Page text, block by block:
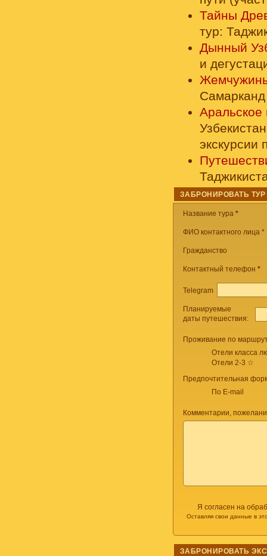
Тайны
тур:
Дынный
и
Самарканд
Аральское
экскурсии
ЗАБРОНИРОВАТЬ ТУР
Название тура *
ФИО контактного лица *
Гражданство
Контактный телефон *
Telegram
Планируемые
даты путешествия:
Проживание по
Отели класса
Отели 2-3 ☆
Предпочтительная
По E-mail
Комментарии,
Я согласен на
Оставляя свои данные в
ЗАБРОНИРОВАТЬ